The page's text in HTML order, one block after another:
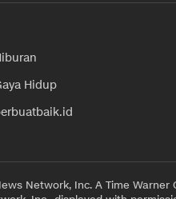
Hidup
Network, Inc. A Time Warner